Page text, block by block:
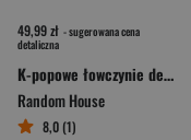
49,99 zł - sugerowana cena
detaliczna
K-popowe łowczynie demonów. Mój golden journal. Oficjalny dziennik
Random House
8,0 (1)